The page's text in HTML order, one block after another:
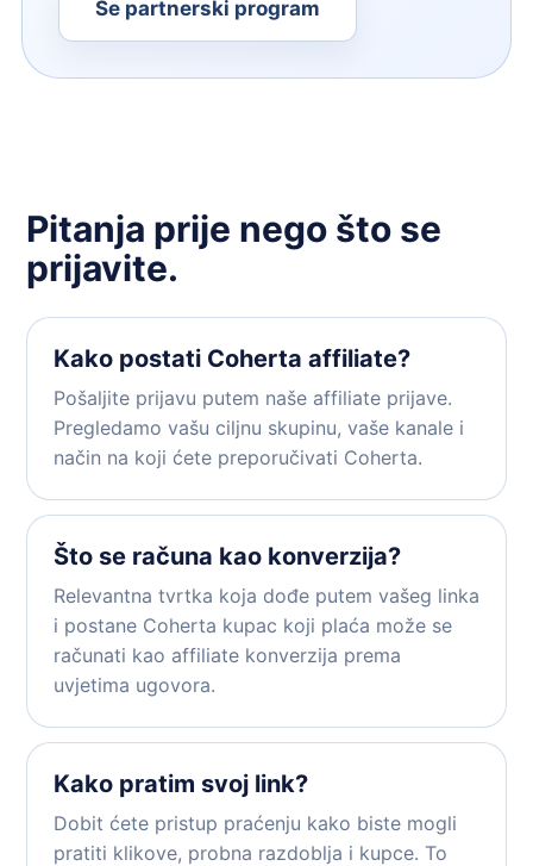
Se partnerski program
Pitanja prije nego što se
prijavite.
Kako postati Coherta affiliate?
Pošaljite prijavu putem naše affiliate prijave.
Pregledamo vašu ciljnu skupinu, vaše kanale i
način na koji ćete preporučivati Coherta.
Što se računa kao konverzija?
Relevantna tvrtka koja dođe putem vašeg linka
i postane Coherta kupac koji plaća može se
računati kao affiliate konverzija prema
uvjetima ugovora.
Kako pratim svoj link?
Dobit ćete pristup praćenju kako biste mogli
pratiti klikove, probna razdoblja i kupce. To